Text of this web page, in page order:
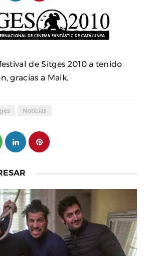
de Sitges 2010 a tenido
gracias a Maik.
Noticias